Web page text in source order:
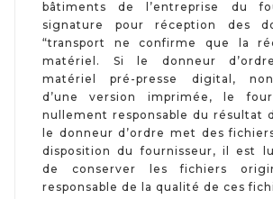
bâtiments de l’entreprise du
signature pour réception des
“transport ne confirme que la
matériel. Si le donneur
matériel pré-presse digital, non-
d’une version imprimée, le
nullement responsable du résultat
le donneur d’ordre met des
disposition du fournisseur, il est
de conserver les fichiers
responsable de la qualité de ces